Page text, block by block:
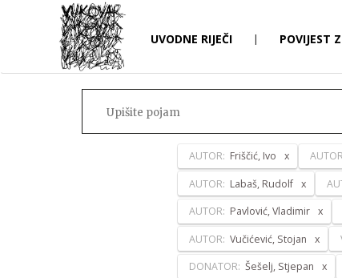
UVODNE RIJEČI | POVIJEST
AUTOR: Friščić, Ivo
AUTOR: Labaš, Rudolf
AUTOR: Pavlović, Vladimir
AUTOR: Vučićević, Stojan
DONATOR: Šešelj, Stjepan